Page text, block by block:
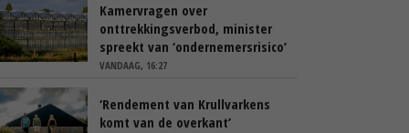
Kamervragen over
onttrekkingsverbod, minister
spreekt van ‘ondernemersrisico’
VANDAAG, 16:27
‘Rendement van Krullvarkens
komt van de overkant’